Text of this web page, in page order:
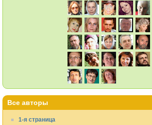
Все авторы
1-я страница